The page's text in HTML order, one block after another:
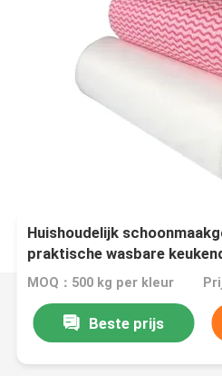
Huishoudelijk
praktische wasbare
MOQ：500 kg per kleur
Beste prijs